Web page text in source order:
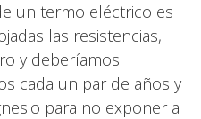
un termo eléctrico es
las resistencias,
y deberíamos
cada un par de años y
para no exponer a